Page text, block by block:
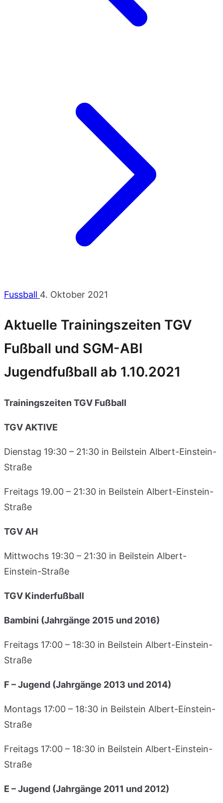
Fussball 4. Oktober 2021
Aktuelle Trainingszeiten TGV
Fußball und SGM-ABI
Jugendfußball ab 1.10.2021
Trainingszeiten TGV Fußball
TGV AKTIVE
Dienstag 19:30 – 21:30 in Beilstein Albert-Einstein-
Straße
Freitags 19.00 – 21:30 in Beilstein Albert-Einstein-
Straße
TGV AH
Mittwochs 19:30 – 21:30 in Beilstein Albert-
Einstein-Straße
TGV Kinderfußball
Bambini (Jahrgänge 2015 und 2016)
Freitags 17:00 – 18:30 in Beilstein Albert-Einstein-
Straße
F – Jugend (Jahrgänge 2013 und 2014)
Montags 17:00 – 18:30 in Beilstein Albert-Einstein-
Straße
Freitags 17:00 – 18:30 in Beilstein Albert-Einstein-
Straße
E – Jugend (Jahrgänge 2011 und 2012)